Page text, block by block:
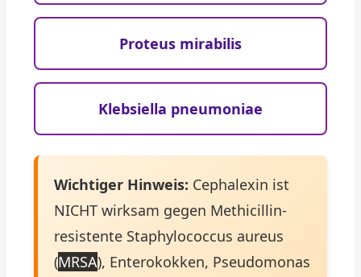
Proteus mirabilis
Klebsiella pneumoniae
Wichtiger Hinweis: Cephalexin ist
NICHT wirksam gegen Methicillin-
resistente Staphylococcus aureus
(MRSA), Enterokokken, Pseudomonas